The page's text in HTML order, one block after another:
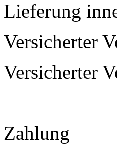
Lieferung
Versicherter
Versicherter
Zahlung